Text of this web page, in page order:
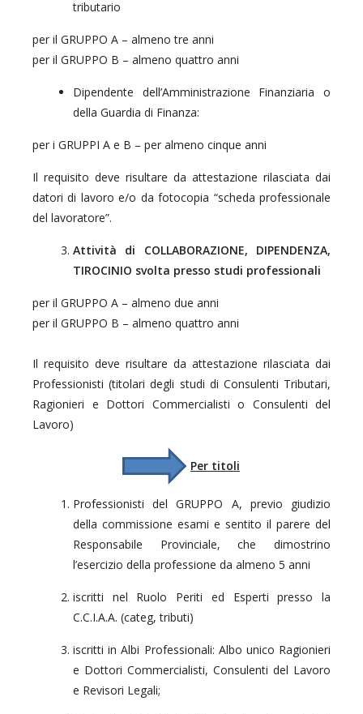
tributario
per il GRUPPO A – almeno tre anni
per il GRUPPO B – almeno quattro anni
Dipendente dell’Amministrazione Finanziaria o
della Guardia di Finanza:
per i GRUPPI A e B – per almeno cinque anni
Il requisito deve risultare da attestazione rilasciata dai
datori di lavoro e/o da fotocopia “scheda professionale
del lavoratore”.
Attività di COLLABORAZIONE, DIPENDENZA,
TIROCINIO svolta presso studi professionali
per il GRUPPO A – almeno due anni
per il GRUPPO B – almeno quattro anni
Il requisito deve risultare da attestazione rilasciata dai
Professionisti (titolari degli studi di Consulenti Tributari,
Ragionieri e Dottori Commercialisti o Consulenti del
Lavoro)
Per titoli
Professionisti del GRUPPO A, previo giudizio
della commissione esami e sentito il parere del
Responsabile Provinciale, che dimostrino
l’esercizio della professione da almeno 5 anni
iscritti nel Ruolo Periti ed Esperti presso la
C.C.I.A.A. (categ, tributi)
iscritti in Albi Professionali: Albo unico Ragionieri
e Dottori Commercialisti, Consulenti del Lavoro
e Revisori Legali;